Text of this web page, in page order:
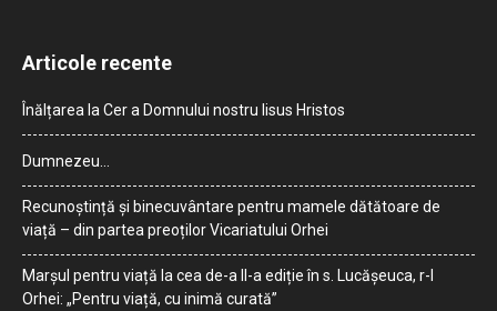
Articole recente
Înălțarea la Cer a Domnului nostru Iisus Hristos
Dumnezeu…
Recunoștință și binecuvântare pentru mamele dătătoare de
viață – din partea preoților Vicariatului Orhei
Marșul pentru viață la cea de-a II-a ediție în s. Lucășeuca, r-l
Orhei: „Pentru viață, cu inimă curată”